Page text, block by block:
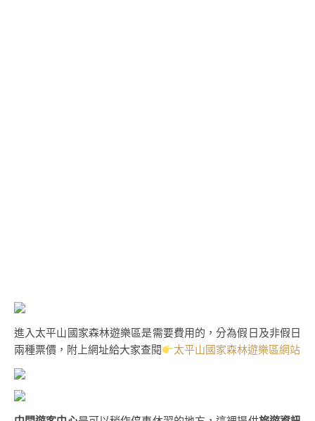
進入太平山國家森林遊樂區是需要費用的，分為假日及非假日
兩種票價，附上網址給大家查閱
太平山國家森林遊樂區網站